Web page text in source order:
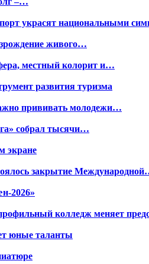
украсят национальными
живого…
местный колорит и…
развития туризма
прививать молодежи…
собрал тысячи…
экране
закрытие
2026»
колледж меняет
юные таланты